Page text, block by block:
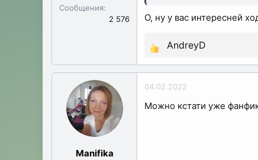
Сообщения
2 576
О, ну у вас интересней
Р
е
ц
AndreyD
Manifika
04.02.2022
Можно кстати уже